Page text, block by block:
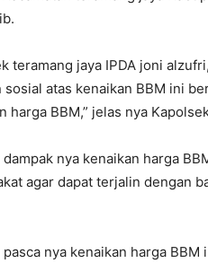
teramang jaya IPDA joni
sosial atas kenaikan BBM ini
harga BBM,” jelas nya
dampak nya kenaikan harga
agar dapat terjalin dengan
pasca nya kenaikan harga